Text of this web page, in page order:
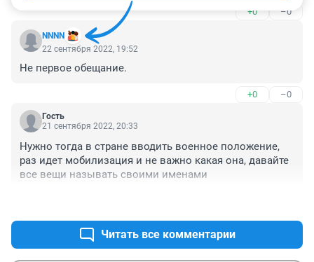
+0 –0
NNNN
22 сентября 2022, 19:52
Не первое обещание.
+0 –0
Гость
21 сентября 2022, 20:33
Нужно тогда в стране вводить военное положение,
раз идет мобилизация и не важно какая она, давайте
все вещи называть своими именами
Читать все комментарии